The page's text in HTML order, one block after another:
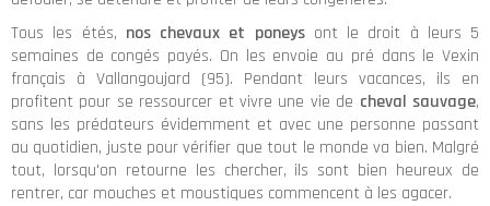
Tous les étés, nos chevaux et poneysont le droit à leurs 5
semaines de congés payés. On les envoie au pré dans le Vexin
français à Vallangoujard (95). Pendant leurs vacances, ils en
profitent pour se ressourcer et vivre une vie de cheval sauvage,
sans les prédateurs évidemment et avec une personne passant
au quotidien, juste pour vérifier que tout le monde va bien. Malgré
tout, lorsqu'on retourne les chercher, ils sont bien heureux de
rentrer, car mouches et moustiques commencent à les agacer.